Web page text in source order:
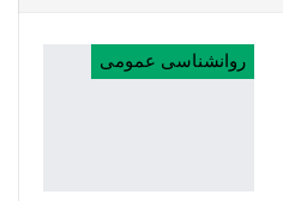
روانشناسی عمومی